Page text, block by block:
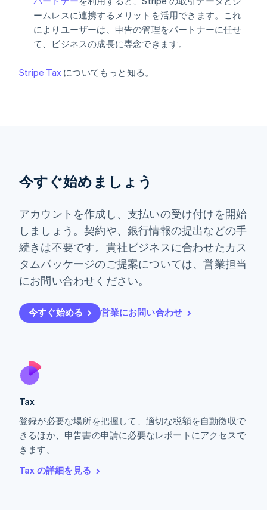
ームレスに連携するメリットを活用できます。これ
によりユーザーは、申告の管理をパートナーに任せ
て、ビジネスの成長に専念できます。
Stripe Tax についてもっと知る。
今すぐ始めましょう
アカウントを作成し、支払いの受け付けを開始
しましょう。契約や、銀行情報の提出などの手
続きは不要です。貴社ビジネスに合わせたカス
タムパッケージのご提案については、営業担当
にお問い合わせください。
今すぐ始める 営業にお問い合わせ
Tax
登録が必要な場所を把握して、適切な税額を自動徴収で
きるほか、申告書の申請に必要なレポートにアクセスで
きます。
Tax の詳細を見る
English 简体中文
スイス
DeutschFrançaisItalianoEnglish
スウェーデン
Svenska English
Español English
デンマーク
ドイツ
ニュージーランド
English
ノルウェー
English
ハンガリー
フィンランド
EnglishSvenska
Français
ブルガリア
ポーランド
English
ポルトガル
マルタ